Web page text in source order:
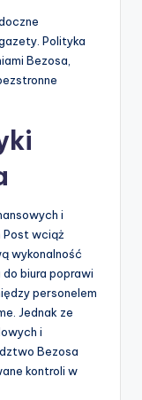
Polityka
Bezosa,
i
Post wciąż
wykonalność
biura poprawi
personelem
Jednak ze
i
Bezosa
kontroli w